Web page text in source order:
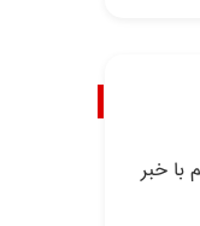
با خبر